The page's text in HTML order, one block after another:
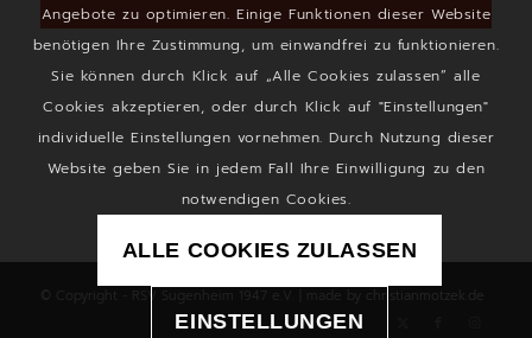
© Copyright - RSV Sugenheim 1947 e.V. | made by christianmotzek.de
Angebote zu optimieren. Einige Funktionen dieser Website
benötigen Ihre Zustimmung, um einwandfrei zu funktionieren.
Sie können durch Klick auf „Alle Cookies zulassen“ alle
Cookies akzeptieren, oder durch Klick auf "Einstellungen"
individuelle Einstellungen vornehmen. Durch Nutzung dieser
Website geben Sie in jedem Fall Ihre Einwilligung zu den
notwendigen Cookies.
ALLE COOKIES ZULASSEN
EINSTELLUNGEN